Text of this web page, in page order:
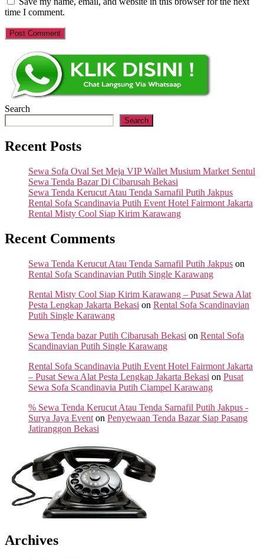
time I comment.
Search
Search
Recent Posts
Sewa Sofa Oval Set Meja VIP Wallet Musium Market Sentul
Sewa Tenda Bazar Di Cibarusah Bekasi
Sewa Tenda Kerucut Atau Tenda Sarnafil Putih Jakpus
Rental Sofa Scandinavia Putih Event Hotel Fairmont Jakarta
Rental Misty Cool Siap Kirim Karawang
Recent Comments
Sewa Tenda Kerucut Atau Tenda Sarnafil Putih Jakpus on
Rental Sofa Scandinavian Putih Single Karawang
Rental Misty Cool Siap Kirim Karawang – Pusat Sewa Alat
Pesta Lengkap Jakarta Bekasi on Rental Sofa Scandinavian
Putih Single Karawang
Sewa Tenda bazar Putih Cibarusah Bekasi on Rental Sofa
Scandinavian Putih Single Karawang
Rental Sofa Scandinavia Putih Event Hotel Fairmont Jakarta
– Pusat Sewa Alat Pesta Lengkap Jakarta Bekasi on Pusat
Sewa Sofa Scandinavia Putih Ciampel Karawang
% Sewa Tenda Kerucut Atau Tenda Sarnafil Putih Jakpus -
Surya Jaya Event on Penyewaan Tenda Bazar Siap Pasang
Jatiranggon Bekasi
Archives